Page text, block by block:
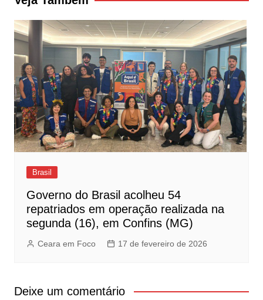
Brasil
Governo do Brasil acolheu 54
repatriados em operação realizada na
segunda (16), em Confins (MG)
Ceara em Foco 17 de fevereiro de 2026
Deixe um comentário